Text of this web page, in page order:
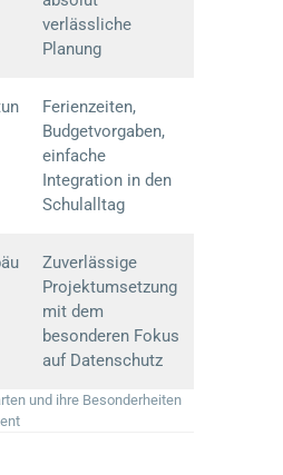
verlässliche
Planung
Ferienzeiten,
Budgetvorgaben,
einfache
Integration in den
Schulalltag
Zuverlässige
Projektumsetzung
mit dem
besonderen Fokus
auf Datenschutz
und ihre Besonderheiten